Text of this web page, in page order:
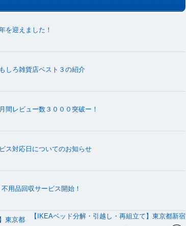
を迎えました！
しろ雑貨店ベスト３の紹介
間レビュー数３０００突破ー！
ス対応日についてのお知らせ
用品回収サービス開始！
【IKEAベッド分解・引越し・再組立て】東京都新宿
東京都